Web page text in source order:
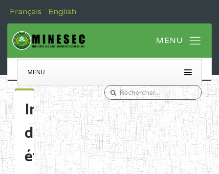
Français English
MENU
Immatriculation
des
établissements